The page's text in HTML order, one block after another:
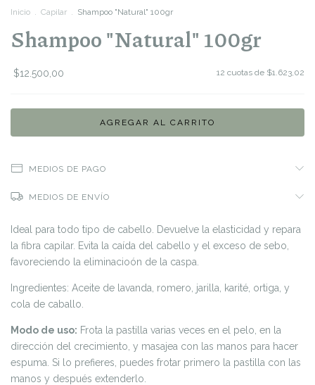
Inicio . Capilar . Shampoo "Natural" 100gr
Shampoo "Natural" 100gr
$12.500,00 12 cuotas de $1.623,02
MEDIOS DE PAGO
MEDIOS DE ENVÍO
Ideal para todo tipo de cabello. Devuelve la elasticidad y repara
la fibra capilar. Evita la caída del cabello y el exceso de sebo,
favoreciendo la eliminacioón de la caspa.
Ingredientes: Aceite de lavanda, romero, jarilla, karité, ortiga, y
cola de caballo.
Modo de uso: Frota la pastilla varias veces en el pelo, en la
dirección del crecimiento, y masajea con las manos para hacer
espuma. Si lo prefieres, puedes frotar primero la pastilla con las
manos y después extenderlo.